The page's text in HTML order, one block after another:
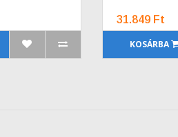
31.849 Ft
KOSÁRBA